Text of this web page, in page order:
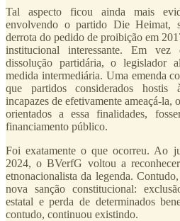
Tal aspecto ficou ainda mais
envolvendo o partido Die Heimat,
derrota do pedido de proibição em
institucional interessante. Em
dissolução partidária, o legislador
medida intermediária. Uma emenda
que partidos considerados hostis
incapazes de efetivamente ameaçá-la,
orientados a essa finalidades,
financiamento público.
Foi exatamente o que ocorreu. Ao
2024, o BVerfG voltou a
etnonacionalista da legenda.
nova sanção constitucional:
estatal e perda de determinados
contudo, continuou existindo.